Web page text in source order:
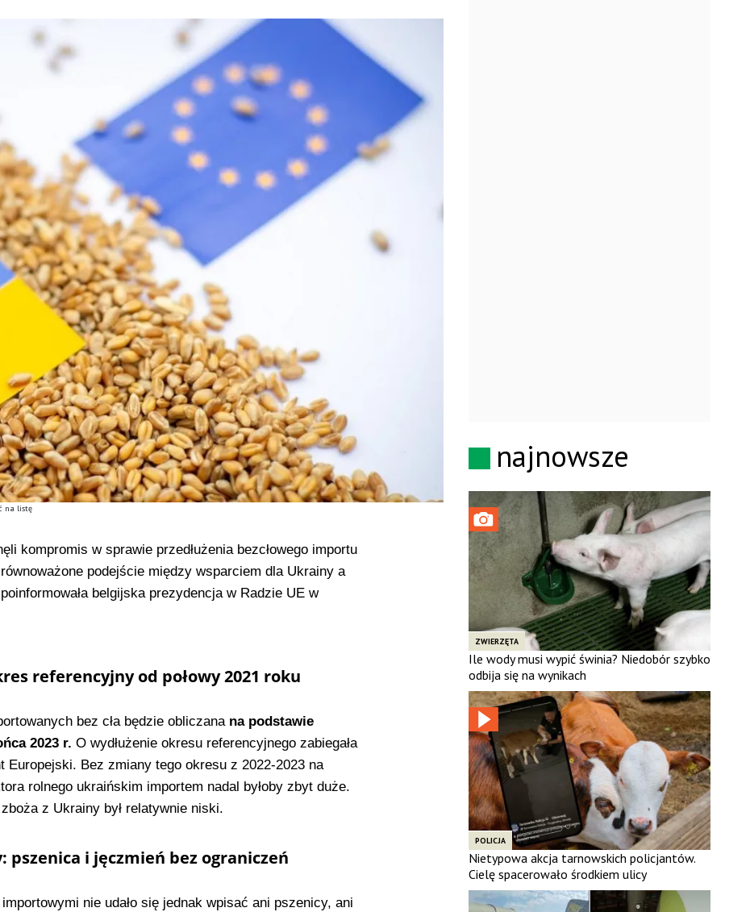
na listę
kompromis w sprawie przedłużenia bezcłowego importu
podejście między wsparciem dla Ukrainy a
belgijska prezydencja w Radzie UE w
referencyjny od połowy 2021 roku
bez cła będzie obliczana na podstawie
2023 r. O wydłużenie okresu referencyjnego zabiegała
Europejski. Bez zmiany tego okresu z 2022-2023 na
rolnego ukraińskim importem nadal byłoby zbyt duże.
z Ukrainy był relatywnie niski.
pszenica i jęczmień bez ograniczeń
nie udało się jednak wpisać ani pszenicy, ani
najnowsze
ZWIERZĘTA
Ile wody musi wypić świnia? Niedobór szybko
odbija się na wynikach
POLICJA
Nietypowa akcja tarnowskich policjantów.
Cielę spacerowało środkiem ulicy